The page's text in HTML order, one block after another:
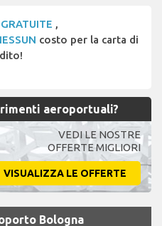
GRATUITE ,
costo per la carta di
aeroportuali?
VEDI LE NOSTRE
OFFERTE MIGLIORI
VISUALIZZA LE OFFERTE
Bologna